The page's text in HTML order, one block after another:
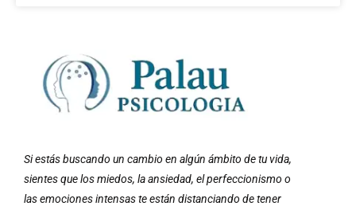
Si estás buscando un cambio en algún ámbito de tu vida,
sientes que los miedos, la ansiedad, el perfeccionismo o
las emociones intensas te están distanciando de tener